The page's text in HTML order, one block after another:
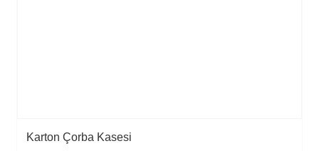
Karton Çorba Kasesi